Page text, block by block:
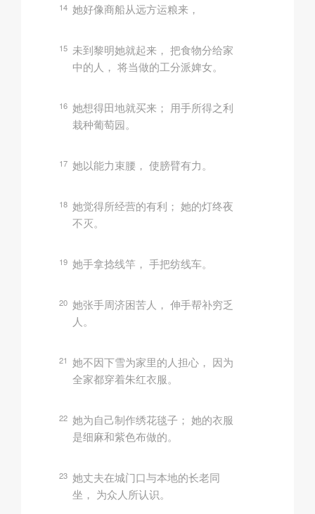
14 她好像商船从远方运粮来，
15 未到黎明她就起来， 把食物分给家
中的人， 将当做的工分派婢女。
16 她想得田地就买来； 用手所得之利
栽种葡萄园。
17 她以能力束腰， 使膀臂有力。
18 她觉得所经营的有利； 她的灯终夜
不灭。
19 她手拿捻线竿， 手把纺线车。
20 她张手周济困苦人， 伸手帮补穷乏
人。
21 她不因下雪为家里的人担心， 因为
全家都穿着朱红衣服。
22 她为自己制作绣花毯子； 她的衣服
是细麻和紫色布做的。
23 她丈夫在城门口与本地的长老同
坐， 为众人所认识。